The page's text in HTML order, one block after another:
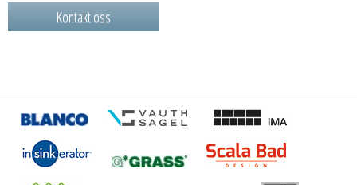
Kontakt oss